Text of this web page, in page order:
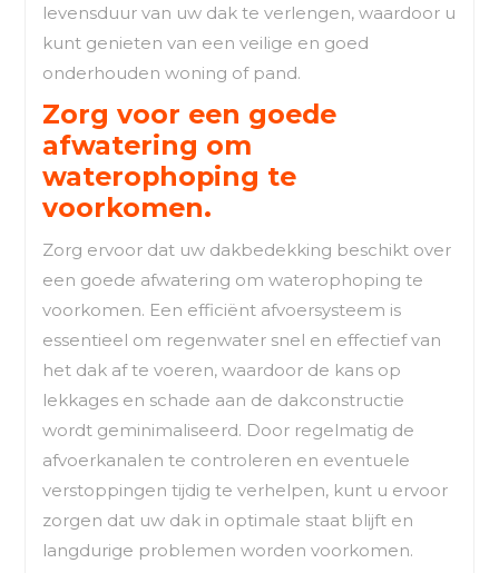
levensduur van uw dak te verlengen, waardoor u
kunt genieten van een veilige en goed
onderhouden woning of pand.
Zorg voor een goede
afwatering om
waterophoping te
voorkomen.
Zorg ervoor dat uw dakbedekking beschikt over
een goede afwatering om waterophoping te
voorkomen. Een efficiënt afvoersysteem is
essentieel om regenwater snel en effectief van
het dak af te voeren, waardoor de kans op
lekkages en schade aan de dakconstructie
wordt geminimaliseerd. Door regelmatig de
afvoerkanalen te controleren en eventuele
verstoppingen tijdig te verhelpen, kunt u ervoor
zorgen dat uw dak in optimale staat blijft en
langdurige problemen worden voorkomen.